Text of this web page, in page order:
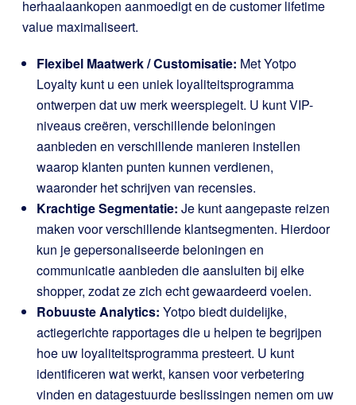
herhaalaankopen aanmoedigt en de customer lifetime
value maximaliseert.
Flexibel Maatwerk / Customisatie: Met Yotpo
Loyalty kunt u een uniek loyaliteitsprogramma
ontwerpen dat uw merk weerspiegelt. U kunt VIP-
niveaus creëren, verschillende beloningen
aanbieden en verschillende manieren instellen
waarop klanten punten kunnen verdienen,
waaronder het schrijven van recensies.
Krachtige Segmentatie: Je kunt aangepaste reizen
maken voor verschillende klantsegmenten. Hierdoor
kun je gepersonaliseerde beloningen en
communicatie aanbieden die aansluiten bij elke
shopper, zodat ze zich echt gewaardeerd voelen.
Robuuste Analytics: Yotpo biedt duidelijke,
actiegerichte rapportages die u helpen te begrijpen
hoe uw loyaliteitsprogramma presteert. U kunt
identificeren wat werkt, kansen voor verbetering
vinden en datagestuurde beslissingen nemen om uw